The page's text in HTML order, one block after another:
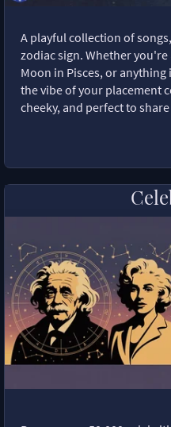
A playful collection of
zodiac sign. Whether
Moon in Pisces, or
the vibe of your placement
cheeky, and perfect to